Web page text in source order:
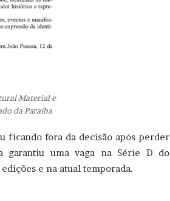
Material e
da Paraíba
ficando fora da decisão após perder
garantiu uma vaga na Série D do
e na atual temporada.